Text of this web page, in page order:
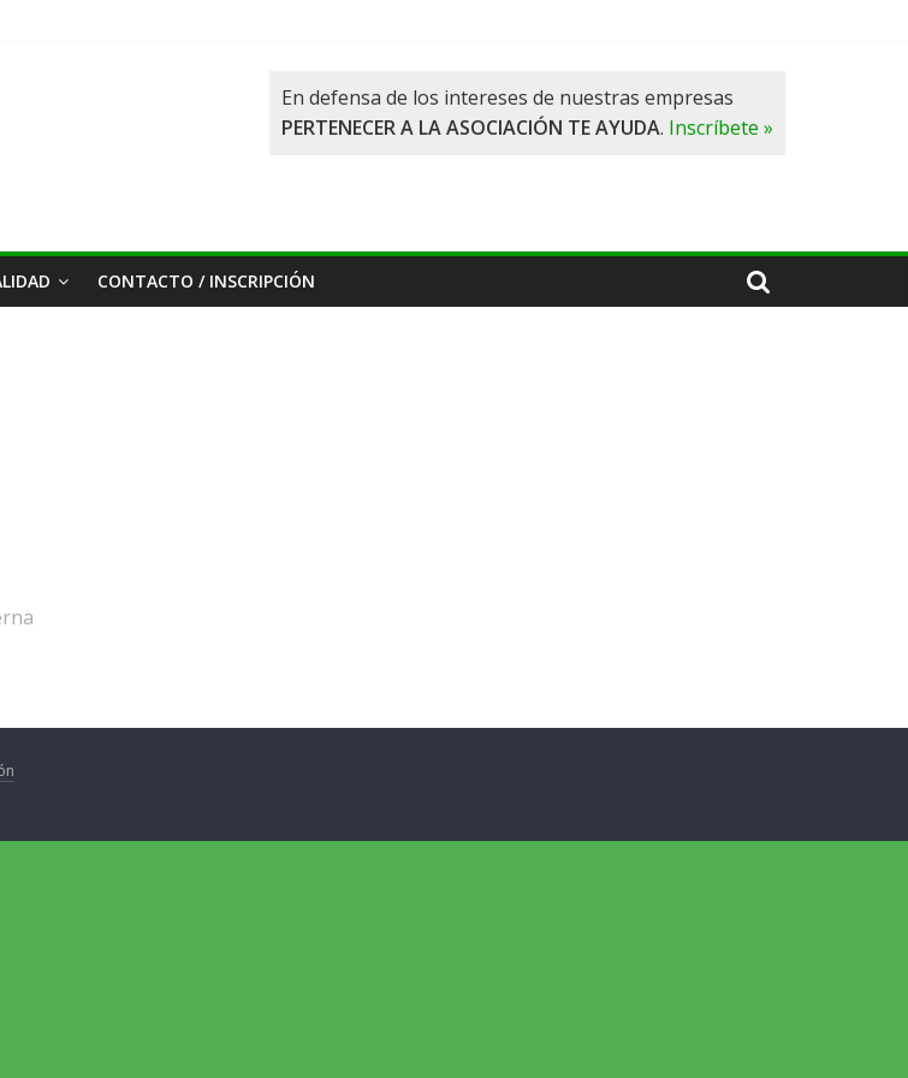
En defensa de los intereses de nuestras empresas
PERTENECER A LA ASOCIACIÓN TE AYUDA. Inscríbete »
CONTACTO / INSCRIPCIÓN